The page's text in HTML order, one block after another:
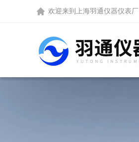
欢迎来到 上海羽通仪器仪表厂